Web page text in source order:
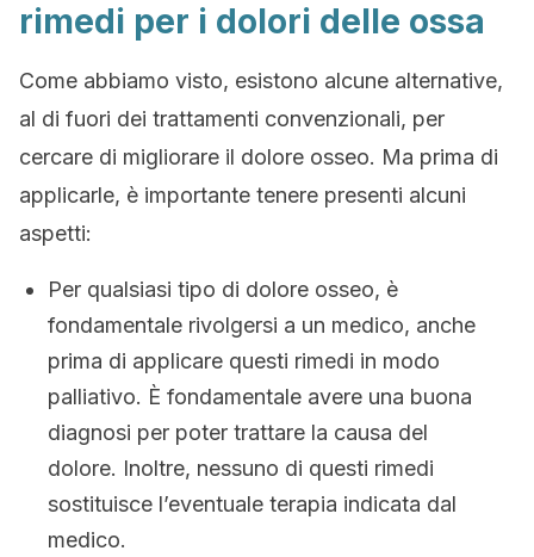
rimedi per i dolori delle ossa
Come abbiamo visto, esistono alcune alternative,
al di fuori dei trattamenti convenzionali, per
cercare di migliorare il dolore osseo. Ma prima di
applicarle, è importante tenere presenti alcuni
aspetti:
Per qualsiasi tipo di dolore osseo, è
fondamentale rivolgersi a un medico, anche
prima di applicare questi rimedi in modo
palliativo. È fondamentale avere una buona
diagnosi per poter trattare la causa del
dolore. Inoltre, nessuno di questi rimedi
sostituisce l’eventuale terapia indicata dal
medico.